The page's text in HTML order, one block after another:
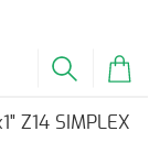
Z14 SIMPLEX